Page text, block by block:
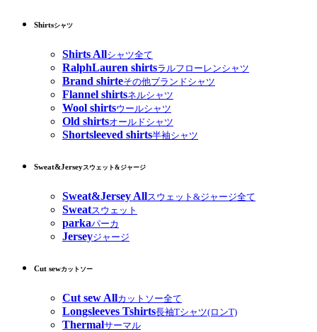
Shirtsシャツ
Shirts Allシャツ全て
RalphLauren shirtsラルフローレンシャツ
Brand shirteその他ブランドシャツ
Flannel shirtsネルシャツ
Wool shirtsウールシャツ
Old shirtsオールドシャツ
Shortsleeved shirts半袖シャツ
Sweat&Jerseyスウェット&ジャージ
Sweat&Jersey Allスウェット&ジャージ全て
Sweatスウェット
parkaパーカ
Jerseyジャージ
Cut sewカットソー
Cut sew Allカットソー全て
Longsleeves Tshirts長袖Tシャツ(ロンT)
Thermalサーマル